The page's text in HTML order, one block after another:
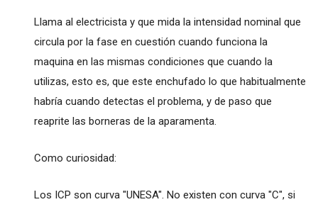
Llama al electricista y que mida la intensidad nominal que
circula por la fase en cuestión cuando funciona la
maquina en las mismas condiciones que cuando la
utilizas, esto es, que este enchufado lo que habitualmente
habría cuando detectas el problema, y de paso que
reaprite las borneras de la aparamenta.
Como curiosidad:
Los ICP son curva "UNESA". No existen con curva "C", si